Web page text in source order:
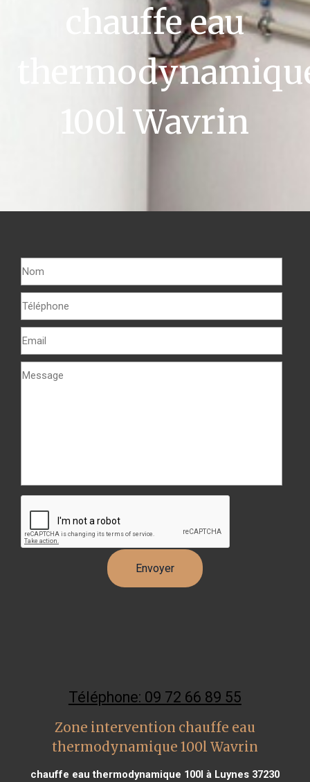
chauffe eau
100l Wavrin
Téléphone: 09 72 66 89 55
Zone intervention chauffe eau
thermodynamique 100l Wavrin
chauffe eau thermodynamique 100l à Luynes 37230